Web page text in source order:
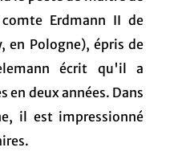
Erdmann II de
en Pologne), épris de
écrit qu'il a
en deux années. Dans
il est impressionné